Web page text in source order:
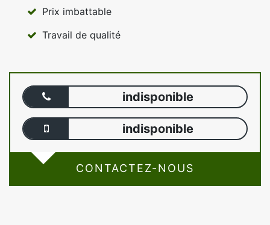
Prix imbattable
Travail de qualité
indisponible
indisponible
CONTACTEZ-NOUS